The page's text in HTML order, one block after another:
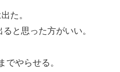
た。
と思った方がいい。
やらせる。